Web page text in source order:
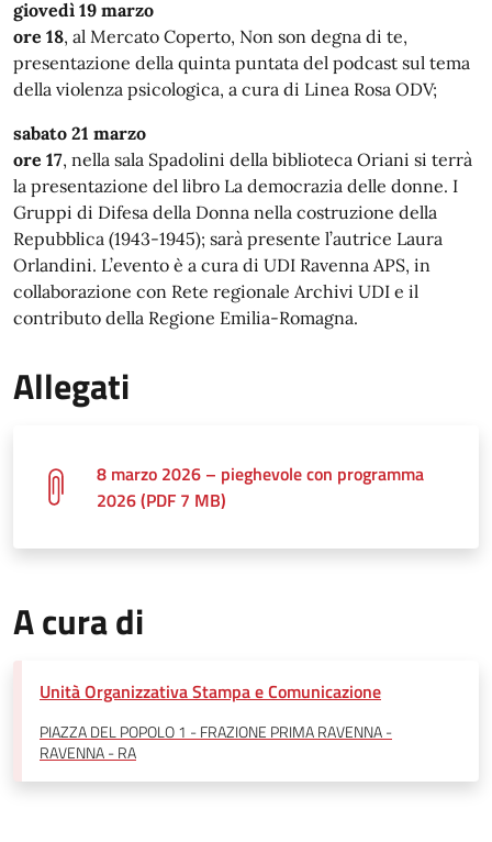
giovedì 19 marzo
ore 18, al Mercato Coperto, Non son degna di te,
presentazione della quinta puntata del podcast sul tema
della violenza psicologica, a cura di Linea Rosa ODV;
sabato 21 marzo
ore 17, nella sala Spadolini della biblioteca Oriani si terrà
la presentazione del libro La democrazia delle donne. I
Gruppi di Difesa della Donna nella costruzione della
Repubblica (1943-1945); sarà presente l’autrice Laura
Orlandini. L’evento è a cura di UDI Ravenna APS, in
collaborazione con Rete regionale Archivi UDI e il
contributo della Regione Emilia-Romagna.
Allegati
8 marzo 2026 – pieghevole con programma
2026 (PDF 7 MB)
A cura di
Unità Organizzativa Stampa e Comunicazione
PIAZZA DEL POPOLO 1 - FRAZIONE PRIMA RAVENNA -
RAVENNA - RA